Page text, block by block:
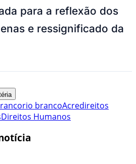
para a reflexão dos
e ressignificado da
rio brancoAcredireitos
Direitos Humanos